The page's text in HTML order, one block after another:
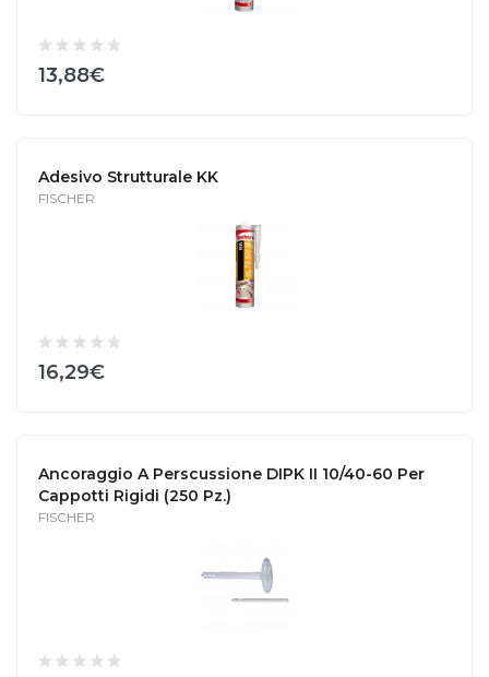
13,88€
Adesivo Strutturale KK
FISCHER
16,29€
Ancoraggio A Perscussione DIPK II 10/40-60 Per
Cappotti Rigidi (250 Pz.)
FISCHER